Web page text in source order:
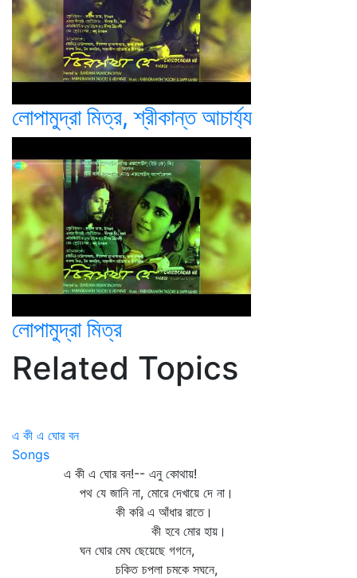
লোপামুদ্রা মিত্র, শ্রীকান্ত আচার্য্য
লোপামুদ্রা মিত্র
Related Topics
এ কী এ ঘোর বন
Songs
এ কী এ ঘোর বন!-- এনু কোথায়!
পথ যে জানি না, মোরে দেখায়ে দে না।
কী করি এ আঁধার রাতে।
কী হবে মোর হায়।
ঘন ঘোর মেঘ ছেয়েছে গগনে,
চকিত চপলা চমকে সঘনে,